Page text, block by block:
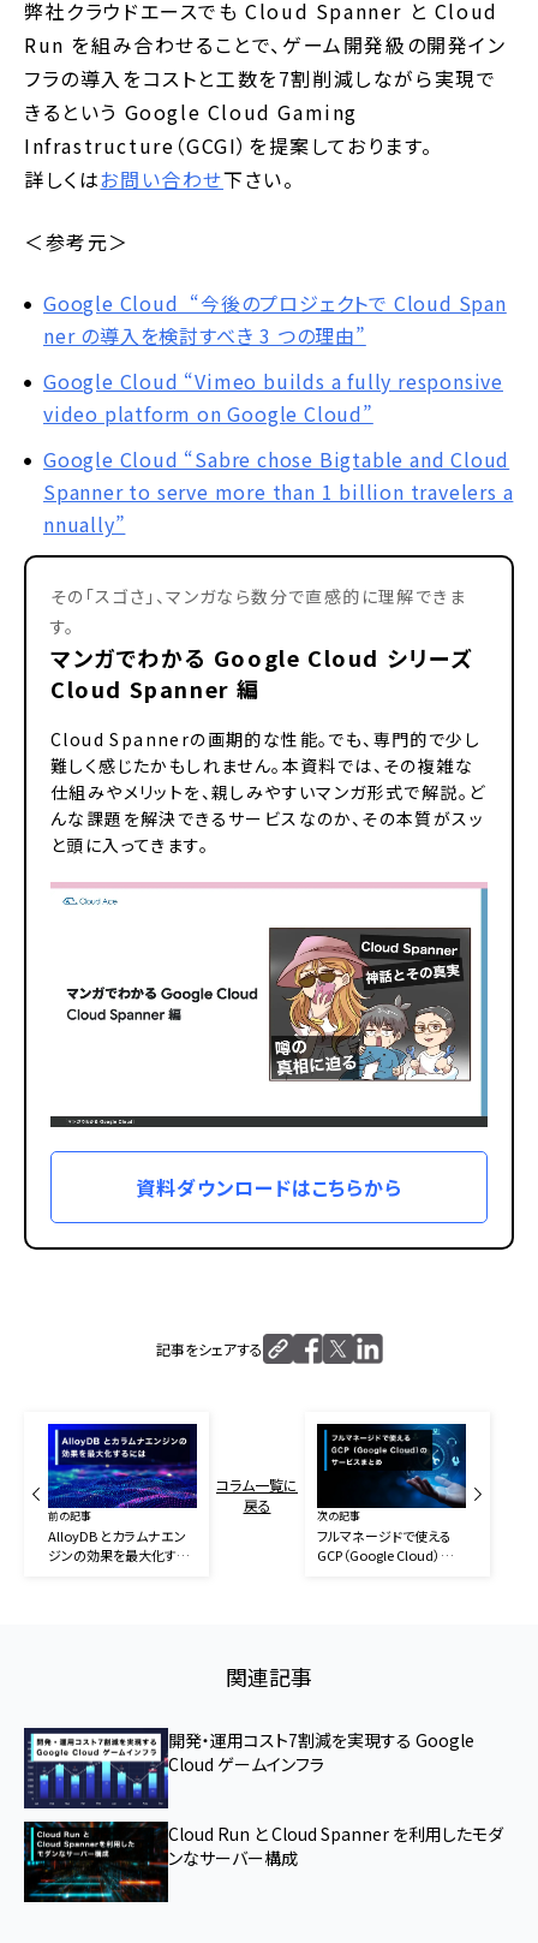
弊社クラウドエースでも Cloud Spanner と Cloud
Run を組み合わせることで、ゲーム開発級の開発イン
フラの導入をコストと工数を7割削減しながら実現で
きるという Google Cloud Gaming
Infrastructure（GCGI）を提案しております。
詳しくはお問い合わせ下さい。
＜参考元＞
Google Cloud “今後のプロジェクトで Cloud Span
ner の導入を検討すべき 3 つの理由”
Google Cloud “Vimeo builds a fully responsive
video platform on Google Cloud”
Google Cloud “Sabre chose Bigtable and Cloud
Spanner to serve more than 1 billion travelers a
nnually”
その「スゴさ」、マンガなら数分で直感的に理解できま
す。
マンガでわかる Google Cloud シリーズ
Cloud Spanner 編
Cloud Spannerの画期的な性能。でも、専門的で少し
難しく感じたかもしれません。本資料では、その複雑な
仕組みやメリットを、親しみやすいマンガ形式で解説。ど
んな課題を解決できるサービスなのか、その本質がスッ
と頭に入ってきます。
資料ダウンロードはこちらから
記事をシェアする
前の記事
AlloyDB とカラムナエン
ジンの効果を最大化する
コラム一覧に
戻る
次の記事
フルマネージドで使える
GCP（Google Cloud）のサ
関連記事
開発・運用コスト7割減を実現する Google
Cloud ゲームインフラ
Cloud Run と Cloud Spanner を利用したモダ
ンなサーバー構成